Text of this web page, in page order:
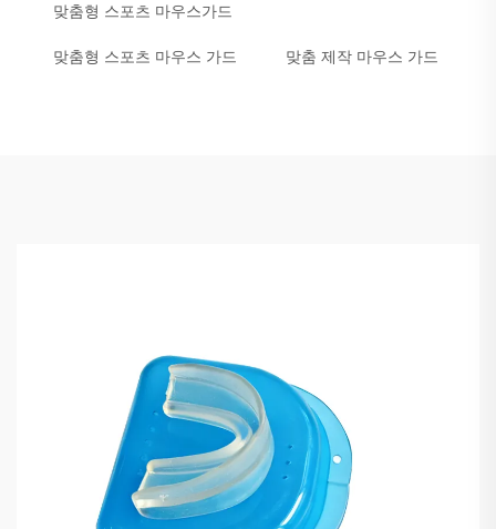
맞춤형 스포츠 마우스가드
맞춤형 스포츠 마우스 가드 맞춤 제작 마우스 가드